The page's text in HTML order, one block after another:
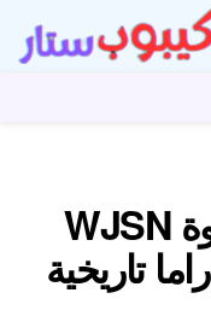
وو دو هوان و بونا عضوة WJSN
تاريخية